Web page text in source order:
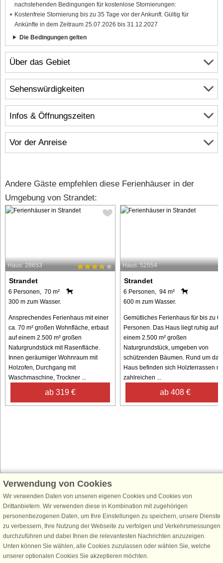
Über das Gebiet
Infos & Öffnungszeiten
Vor der Anreise
nachstehenden Bedingungen für kostenlose Stornierungen:
Kostenfreie Stornierung bis zu 35 Tage vor der Ankunft. Gültig für
Ankünfte in dem Zeitraum 25.07.2026 bis 31.12.2027
Die Bedingungen gelten
Sehenswürdigkeiten
Andere Gäste empfehlen diese Ferienhäuser in der
Umgebung von Strandet:
Haus: 28653
Strandet
6 Personen, 70 m²
300 m zum Wasser.
Ansprechendes Ferienhaus mit einer
ca. 70 m² großen Wohnfläche, erbaut
auf einem 2.500 m² großen
Naturgrundstück mit Rasenfläche.
Innen geräumiger Wohnraum mit
Holzofen, Durchgang mit
Waschmaschine, Trockner ...
ab 319 €
Haus: 52554
Strandet
6 Personen, 94 m²
600 m zum Wasser.
Gemütliches Ferienhaus für bis zu 6
Personen. Das Haus liegt ruhig auf
einem 2.500 m² großen
Naturgrundstück, umgeben von
schützenden Bäumen. Rund um das
Haus befinden sich Holzterrassen
zahlreichen ...
ab 408 €
Schließen Sie sich 100.000 Ferienhaus-Fans an
Erhalten Sie einen Willkommensgutschein von 25 €für Ihren nächsten
Ferienhausurlaub - melden Sie sich einfach für den DanCenter Newsletter
an. Verpassen Sie nie wieder exklusive Angebote, Gewinnspiele und
Urlaubstipps!
Verwendung von Cookies
Wir verwenden Daten von unseren eigenen Cookies und Cookies von
Drittanbietern. Wir verwenden diese in Kombination mit zugehörigen
personenbezogenen Daten, um Ihre Einstellungen zu speichern, unsere Dienste
zu verbessern, Ihre Nutzung der Webseite zu verfolgen und Verkehrsmessungen
durchzuführen und dabei Ihnen die relevantesten Nachrichten anzuzeigen.
Unten können Sie wählen, alle Cookies zuzulassen oder wählen Sie, welche
unserer optionalen Cookies Sie akzeptieren möchten.